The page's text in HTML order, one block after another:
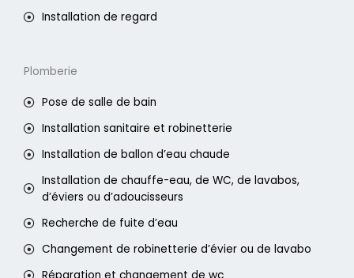
Installation de regard
Plomberie
Pose de salle de bain
Installation sanitaire et robinetterie
Installation de ballon d’eau chaude
Installation de chauffe-eau, de WC, de lavabos,
d’éviers ou d’adoucisseurs
Recherche de fuite d’eau
Changement de robinetterie d’évier ou de lavabo